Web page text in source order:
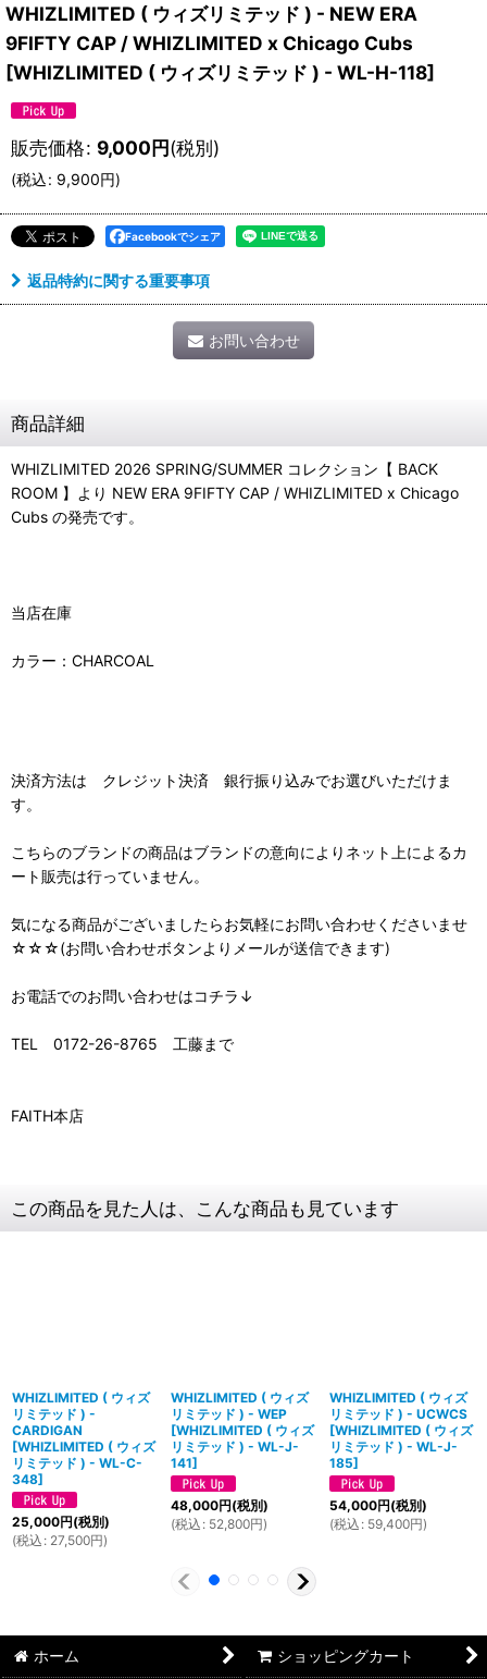
WHIZLIMITED ( ウィズリミテッド ) - NEW ERA
9FIFTY CAP / WHIZLIMITED x Chicago Cubs
[WHIZLIMITED ( ウィズリミテッド ) - WL-H-118]
販売価格: 9,000円(税別)
(税込: 9,900円)
Facebookでシェア
返品特約に関する重要事項
お問い合わせ
商品詳細
WHIZLIMITED 2026 SPRING/SUMMER コレクション【 BACK
ROOM 】より NEW ERA 9FIFTY CAP / WHIZLIMITED x Chicago
Cubs の発売です。
当店在庫
カラー：CHARCOAL
決済方法は クレジット決済 銀行振り込みでお選びいただけま
す。
こちらのブランドの商品はブランドの意向によりネット上によるカ
ート販売は行っていません。
気になる商品がございましたらお気軽にお問い合わせくださいませ
☆☆☆(お問い合わせボタンよりメールが送信できます)
お電話でのお問い合わせはコチラ↓
TEL 0172-26-8765 工藤まで
FAITH本店
この商品を見た人は、こんな商品も見ています
WHIZLIMITED ( ウィズ
リミテッド ) -
CARDIGAN
[WHIZLIMITED ( ウィズ
リミテッド ) - WL-C-
348]
25,000円(税別)
(税込 : 27,500円)
WHIZLIMITED ( ウィズ
リミテッド ) - WEP
[WHIZLIMITED ( ウィズ
リミテッド ) - WL-J-
141]
48,000円(税別)
(税込 : 52,800円)
WHIZLIMITED ( ウィズ
リミテッド ) - UCWCS
[WHIZLIMITED ( ウィズ
リミテッド ) - WL-J-
185]
54,000円(税別)
(税込 : 59,400円)
ホーム ショッピングカート